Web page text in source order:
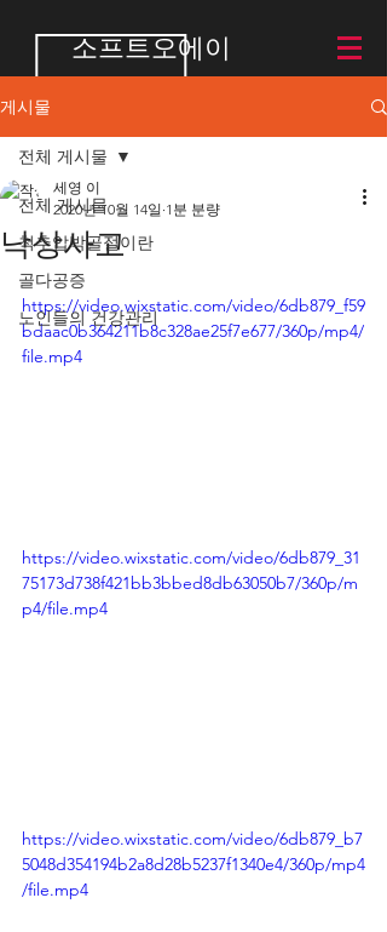
소프트오에이
게시물
전체 게시물
척추압박골절이란
골다공증
노인들의 건강관리
전체 게시물
낙상사고
세영 이
2020년 10월 14일 1분 분량
https://video.wixstatic.com/video/6db879_f59
bdaac0b364211b8c328ae25f7e677/360p/mp4/
file.mp4
https://video.wixstatic.com/video/6db879_31
75173d738f421bb3bbed8db63050b7/360p/m
p4/file.mp4
https://video.wixstatic.com/video/6db879_b7
5048d354194b2a8d28b5237f1340e4/360p/mp4
/file.mp4